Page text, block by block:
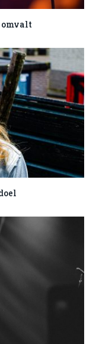
omvalt